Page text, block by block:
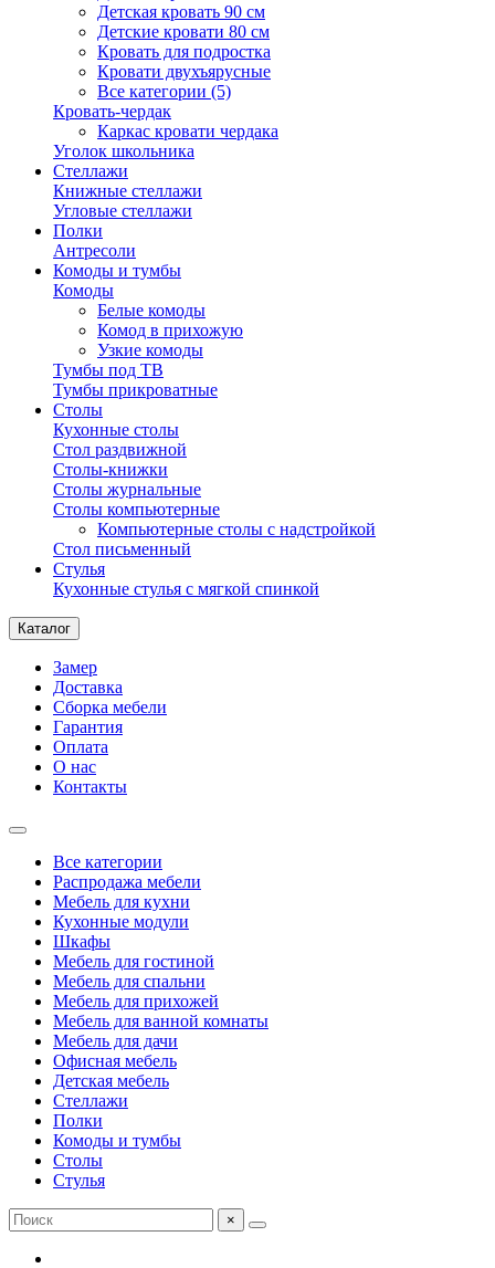
Детская кровать 90 см
Детские кровати 80 см
Кровать для подростка
Кровати двухъярусные
Все категории (5)
Кровать-чердак
Каркас кровати чердака
Уголок школьника
Стеллажи
Книжные стеллажи
Угловые стеллажи
Полки
Антресоли
Комоды и тумбы
Комоды
Белые комоды
Комод в прихожую
Узкие комоды
Тумбы под ТВ
Тумбы прикроватные
Столы
Кухонные столы
Стол раздвижной
Столы-книжки
Столы журнальные
Столы компьютерные
Компьютерные столы с надстройкой
Стол письменный
Стулья
Кухонные стулья с мягкой спинкой
Каталог
Замер
Доставка
Сборка мебели
Гарантия
Оплата
О нас
Контакты
Все категории
Распродажа мебели
Мебель для кухни
Кухонные модули
Шкафы
Мебель для гостиной
Мебель для спальни
Мебель для прихожей
Мебель для ванной комнаты
Мебель для дачи
Офисная мебель
Детская мебель
Стеллажи
Полки
Комоды и тумбы
Столы
Стулья
×